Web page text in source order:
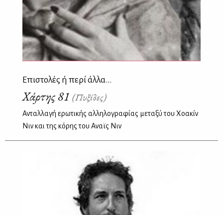
Επιστολές ή περί άλλα...
Χάρτης 81 (Πυξίδες)
Aνταλλαγή ερωτικής αλληλογραφίας μεταξύ του Χοακίν
Νιν και της κόρης του Αναϊς Νιν